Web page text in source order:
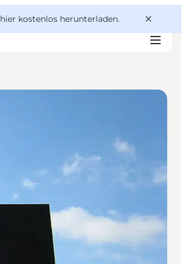
hier kostenlos herunterladen.